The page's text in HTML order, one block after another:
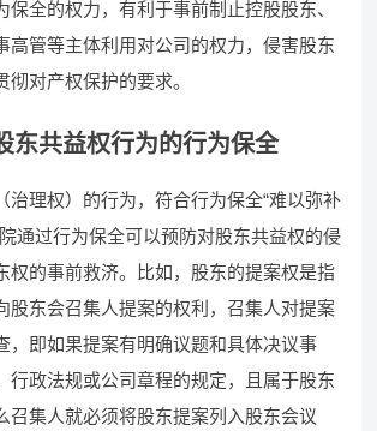
保全的权力，有利于事前制止控股股东、
高管等主体利用对公司的权力，侵害股东
彻对产权保护的要求。
东共益权行为的行为保全
治理权）的行为，符合行为保全“难以弥补
通过行为保全可以预防对股东共益权的侵
权的事前救济。比如，股东的提案权是指
股东会召集人提案的权利，召集人对提案
，即如果提案有明确议题和具体决议事
行政法规或公司章程的规定，且属于股东
召集人就必须将股东提案列入股东会议